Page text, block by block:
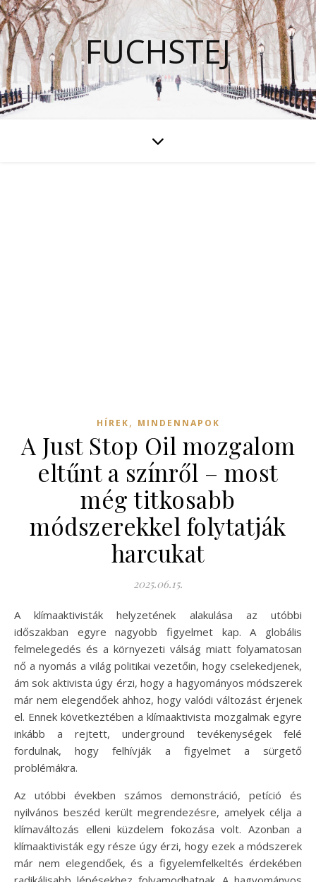
FUCHSTEJ
HÍREK, MINDENNAPOK
A Just Stop Oil mozgalom
eltűnt a színről – most
még titkosabb
módszerekkel folytatják
harcukat
2025.06.15.
A klímaaktivisták helyzetének alakulása az utóbbi
időszakban egyre nagyobb figyelmet kap. A globális
felmelegedés és a környezeti válság miatt folyamatosan
nő a nyomás a világ politikai vezetőin, hogy cselekedjenek,
ám sok aktivista úgy érzi, hogy a hagyományos módszerek
már nem elegendőek ahhoz, hogy valódi változást érjenek
el. Ennek következtében a klímaaktivista mozgalmak egyre
inkább a rejtett, underground tevékenységek felé
fordulnak, hogy felhívják a figyelmet a sürgető
problémákra.
Az utóbbi években számos demonstráció, petíció és
nyilvános beszéd került megrendezésre, amelyek célja a
klímaváltozás elleni küzdelem fokozása volt. Azonban a
klímaaktivisták egy része úgy érzi, hogy ezek a módszerek
már nem elegendőek, és a figyelemfelkeltés érdekében